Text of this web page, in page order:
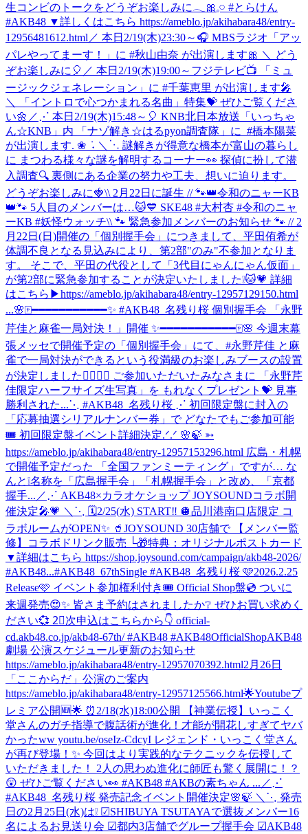
生コンビのトークをどうぞお楽しみに𓂃🎀𓈒𓏸 #とらけん
#AKB48 ▼詳しくはこちら https://ameblo.jp/akihabara48/entry-
12956481612.html ／ 本日2/19(木)23:30～🎧 MBSラジオ「アッ
パレやってまーす！」に #秋山由奈 が出演します🎀 ＼ どう
ぞお楽しみに🎈 ／ 本日2/19(木)19:00～フジテレビ📺 「ミュ
ージックジェネレーション」に #千葉恵里 が出演します🎤
＼ 「イントロで心つかまれる名曲」特集💝 ぜひご覧くださ
い🌼 ‎／⋰ ‎本日2/19(木)15:48～🎈 ‎KNB北日本放送「いっちゃ
ん☆KNB」内 ‎「ナゾ解き☆はるpyon調査隊」に ‎ ⁦‪#橋本陽菜‬⁩
が出演します. ❀ ݁ ˖ ‎＼⋱ ‎謎解きが得意な橋本が富山の暮らし
に ‎まつわる様々な謎を解明するコーナー👀 ‎探偵に扮して潜
入調査🔍 ‎裏側にある企業の努力や工夫、想いに迫ります。 ‎
どうぞお楽しみに🍓\\ 2月22日に誕生 // 🐾👑令和のニャーKB
👑🐾 5人目のメンバーは…🐱💙 SKE48 #大村杏 #令和のニャ
ーKB #妖怪ウォッチ\\ 🐾 緊急参加メンバーのお知らせ 🐾 // 2
月22日(日)開催の「個別握手会」につきまして、平田侑希が
体調不良となる見込みにより、第2部"のみ"不参加となりま
す。 そこで、平田の代役として「3代目にゃんにゃん仮面」
が第2部に緊急参加することが決定いたしました❕🐱💗 詳細
はこちら▶https://ameblo.jp/akihabara48/entry-12957129150.html
...🌸🀄️━━━━━━━━━━━✨ #AKB48_名残り桜 個別握手会 「永野
芹佳と麻雀一局対決！」開催 ✨━━━━━━━━━━━🀄️🌸 今週末幕
張メッセで開催予定の「個別握手会」にて、#永野芹佳 と麻
雀で一局対決ができるという役満級のお楽しみブースの設置
が決定しました✊🏻🎯💖 ご参加いただいたみなさまに 「永野芹
佳限定ハーフサイズ生写真」を もれなくプレゼント💝 見事
勝利された...⋱ #AKB48_名残り桜 ⋰ 初回限定盤に封入の
「応募抽選シリアルナンバー券」で どなたでもご参加可能
🎟️ 初回限定盤イベント詳細決定.ᐟ.ᐟ 🌸🍃 ➳
https://ameblo.jp/akihabara48/entry-12957153296.html 広島・札幌
で開催予定だった 「全国ファンミーティング」ですが… な
んと❕名称を「広島握手会」「札幌握手会」と改め、「京都
握手... ／⋰ AKB48×カラオケショップ JOYSOUNDコラボ開
催決定🎤💗 ＼⋱ 🗓️2/25(水) START‼️ 🪩品川港南口店限定 コ
ラボルームがOPEN✨ 🥤JOYSOUND 30店舗で 【メンバー監
修】コラボドリンク販売 └🎁特典：オリジナルポストカード
▼詳細はこちら https://shop.joysound.com/campaign/akb48-2026/
#AKB48...#AKB48_67thSingle #AKB48_名残り桜 🩷2026.2.25
Release🩷 イベント参加権利付き🎟️ Official Shop盤💿 ついに
来週発売😍✨ 皆さま予約はされましたか❔ ぜひお買い求めく
ださい💞 2⃣次申込はこちらから👇 official-
cd.akb48.co.jp/akb48-67th/ #AKB48 #AKB48OfficialShopAKB48
劇場 公演スケジュール更新のお知らせ
https://ameblo.jp/akihabara48/entry-12957070392.html2月26日
「ここからだ」公演のご案内
https://ameblo.jp/akihabara48/entry-12957125566.html🌟Youtubeプ
レミア公開🆕🌟 ⏰2/18(水)18:00公開 【神業伝授】いっこく
堂さんのガチ指導で腹話術が進化！才能が開花しすぎてヤバ
かったww youtu.be/oseIz-CdcyI レジェンド・いっこく堂さん
が再び登場！✨ 今回はより実践的なテクニックを伝授して
いただきました！ 2人の思わぬ進化に師匠も驚く展開に！？
😲 ぜひご覧ください👀 #AKB48 #AKBの素ちゃん ... ／⋰
#AKB48_名残り桜 発売記念イベント開催決定🌸🍃 ＼⋱ 発売
日の2月25日(水)は❕ ☑︎SHIBUYA TSUTAYAで選抜メンバー16
名によるお見送り会 ☑︎都内3店舗でグループ握手会 ☑︎AKB48